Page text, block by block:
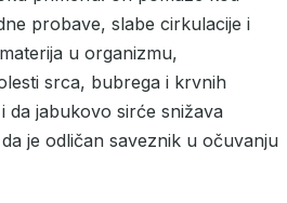
probave, slabe cirkulacije i
u organizmu,
srca, bubrega i krvnih
da jabukovo sirće snižava
je odličan saveznik u očuvanju